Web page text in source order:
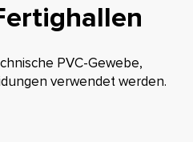
PVC-Gewebe,
verwendet werden.